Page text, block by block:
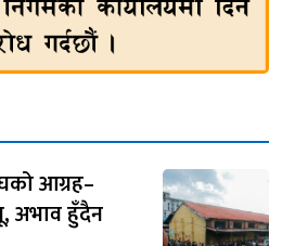
आग्रह–
अभाव हुँदैन